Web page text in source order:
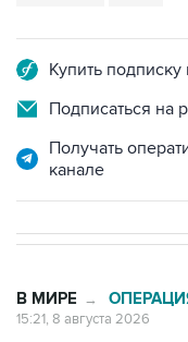
Купить
Подписаться на
Получать
канале
В МИРЕ →
15:21, 8 августа 2026